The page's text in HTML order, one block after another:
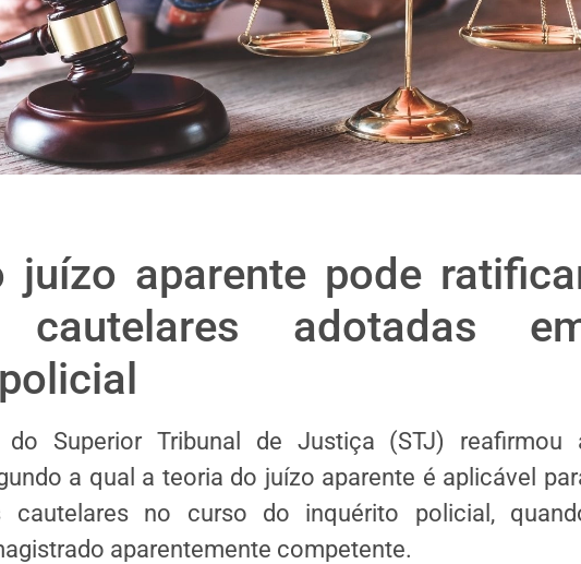
juízo aparente pode
cautelares adotadas
Superior Tribunal de Justiça (STJ) reafirmou
a qual a teoria do juízo aparente é aplicável
cautelares no curso do inquérito policial,
aparentemente competente.